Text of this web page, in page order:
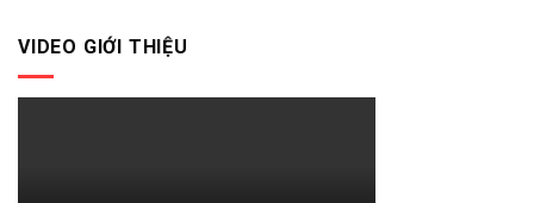
VIDEO GIỚI THIỆU